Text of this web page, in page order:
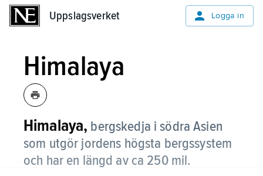
Uppslagsverket Logga in
Himalaya
Himalaya, bergskedja i södra Asien
som utgör jordens högsta bergssystem
och har en längd av ca 250 mil.